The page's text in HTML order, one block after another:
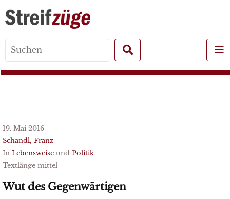
for:
19. Mai 2016
Schandl, Franz
In Lebensweise und Politik
Textlänge mittel
Wut des Gegenwärtigen